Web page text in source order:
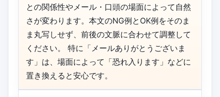
との関係性やメール・口頭の場面によって自然
さが変わります。本文のNG例とOK例をそのま
ま丸写しせず、前後の文脈に合わせて調整して
ください。 特に「メールありがとうございま
す」は、場面によって「恐れ入ります」などに
置き換えると安心です。